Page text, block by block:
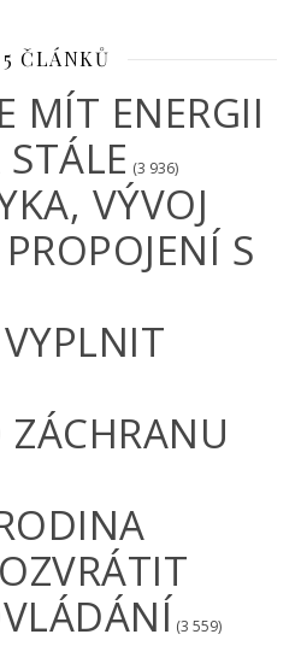
ČLÁNKŮ
MÍT ENERGII
(3 936)
VÝVOJ
S
ZÁCHRANU
(3 559)